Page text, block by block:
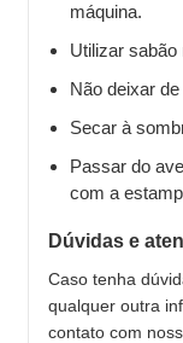
máquina.
Utilizar sabão
Não deixar
Secar à
Passar do
com a
Dúvidas e
Caso tenha
qualquer outra
contato com